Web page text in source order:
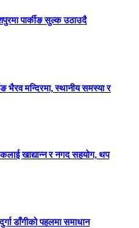
पार्कीङ सुल्क उठाउदै
भैरव मन्दिरमा, स्थानीय समस्या र
खाद्यान्न र नगद सहयोग, थप
डाँगीको पहलमा समाधान